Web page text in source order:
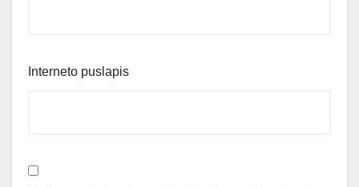
Interneto puslapis